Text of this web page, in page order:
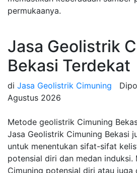
permukaanya.
Jasa Geolistrik
Bekasi Terdekat
di Jasa Geolistrik Cimuning
Agustus 2026
Metode geolistrik Cimuning
Jasa Geolistrik Cimuning Bekasi
untuk menentukan sifat-sifat
potensial diri dan medan
Cimuning potensial diri atau juga